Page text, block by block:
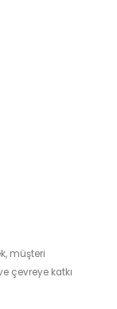
müşteri
çevreye katkı